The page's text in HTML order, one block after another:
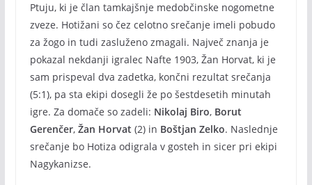
Ptuju, ki je član tamkajšnje medobčinske nogometne
zveze. Hotižani so čez celotno srečanje imeli pobudo
za žogo in tudi zasluženo zmagali. Največ znanja je
pokazal nekdanji igralec Nafte 1903, Žan Horvat, ki je
sam prispeval dva zadetka, končni rezultat srečanja
(5:1), pa sta ekipi dosegli že po šestdesetih minutah
igre. Za domače so zadeli: Nikolaj Biro, Borut
Gerenčer, Žan Horvat (2) in Boštjan Zelko. Naslednje
srečanje bo Hotiza odigrala v gosteh in sicer pri ekipi
Nagykanizse.